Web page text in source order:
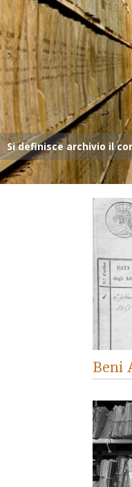
Si definisce archivio il
Beni